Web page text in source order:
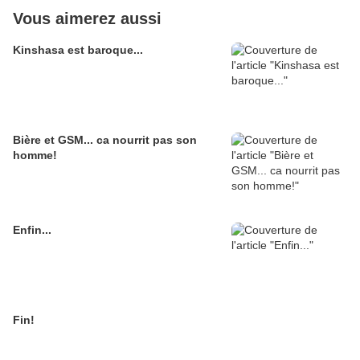
Vous aimerez aussi
Kinshasa est baroque...
Bière et GSM... ca nourrit pas son
homme!
Enfin...
Fin!